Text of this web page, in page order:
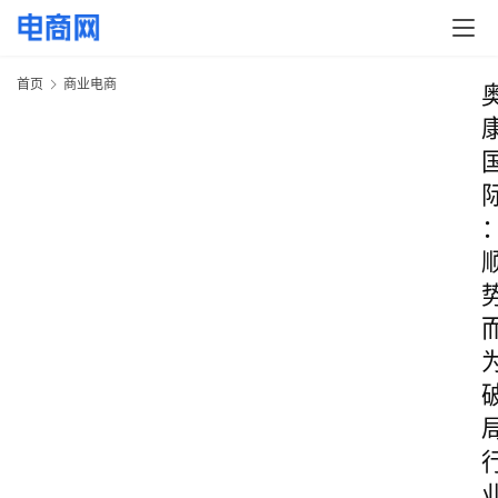
首页 商业电商